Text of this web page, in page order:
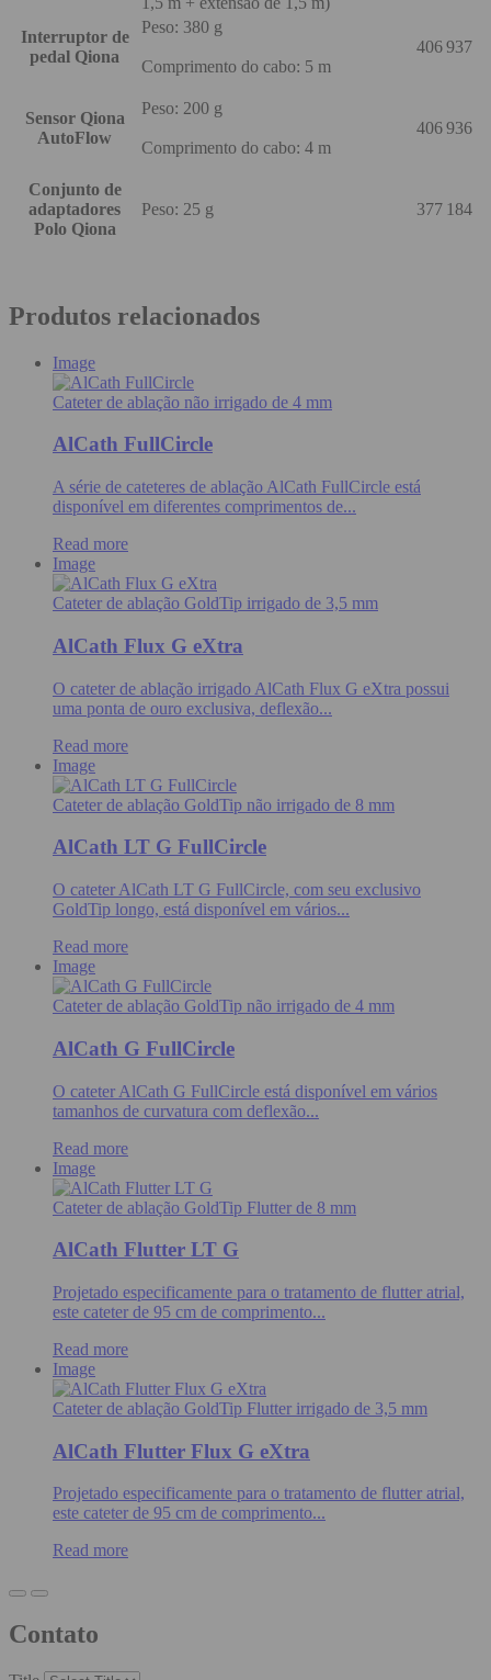
Interruptor de
pedal Qiona
Peso: 380 g
Comprimento do cabo: 5 m
406 937
Sensor Qiona
AutoFlow
Peso: 200 g
Comprimento do cabo: 4 m
406 936
Conjunto de
adaptadores
Polo Qiona
Peso: 25 g 377 184
Produtos relacionados
Image
Cateter de ablação não irrigado de 4 mm
AlCath FullCircle
A série de cateteres de ablação AlCath FullCircle está
disponível em diferentes comprimentos de...
Read more
Image
Cateter de ablação GoldTip irrigado de 3,5 mm
AlCath Flux G eXtra
O cateter de ablação irrigado AlCath Flux G eXtra possui
uma ponta de ouro exclusiva, deflexão...
Read more
Image
Cateter de ablação GoldTip não irrigado de 8 mm
AlCath LT G FullCircle
O cateter AlCath LT G FullCircle, com seu exclusivo
GoldTip longo, está disponível em vários...
Read more
Image
Cateter de ablação GoldTip não irrigado de 4 mm
AlCath G FullCircle
O cateter AlCath G FullCircle está disponível em vários
tamanhos de curvatura com deflexão...
Read more
Image
Cateter de ablação GoldTip Flutter de 8 mm
AlCath Flutter LT G
Projetado especificamente para o tratamento de flutter atrial,
este cateter de 95 cm de comprimento...
Read more
Image
Cateter de ablação GoldTip Flutter irrigado de 3,5 mm
AlCath Flutter Flux G eXtra
Projetado especificamente para o tratamento de flutter atrial,
este cateter de 95 cm de comprimento...
Read more
Contato